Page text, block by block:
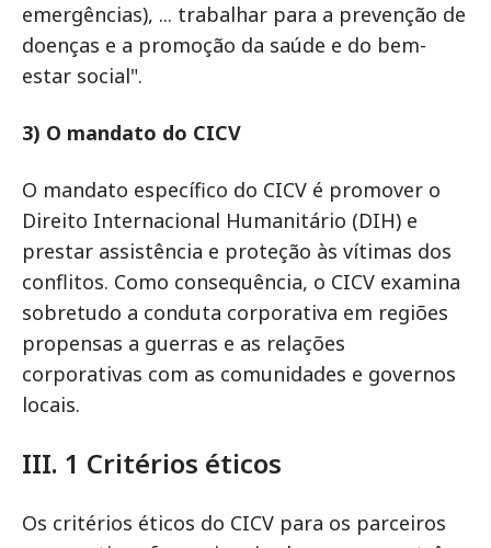
emergências), ... trabalhar para a prevenção de
doenças e a promoção da saúde e do bem-
estar social".
3) O mandato do CICV
O mandato específico do CICV é promover o
Direito Internacional Humanitário (DIH) e
prestar assistência e proteção às vítimas dos
conflitos. Como consequência, o CICV examina
sobretudo a conduta corporativa em regiões
propensas a guerras e as relações
corporativas com as comunidades e governos
locais.
III. 1 Critérios éticos
Os critérios éticos do CICV para os parceiros